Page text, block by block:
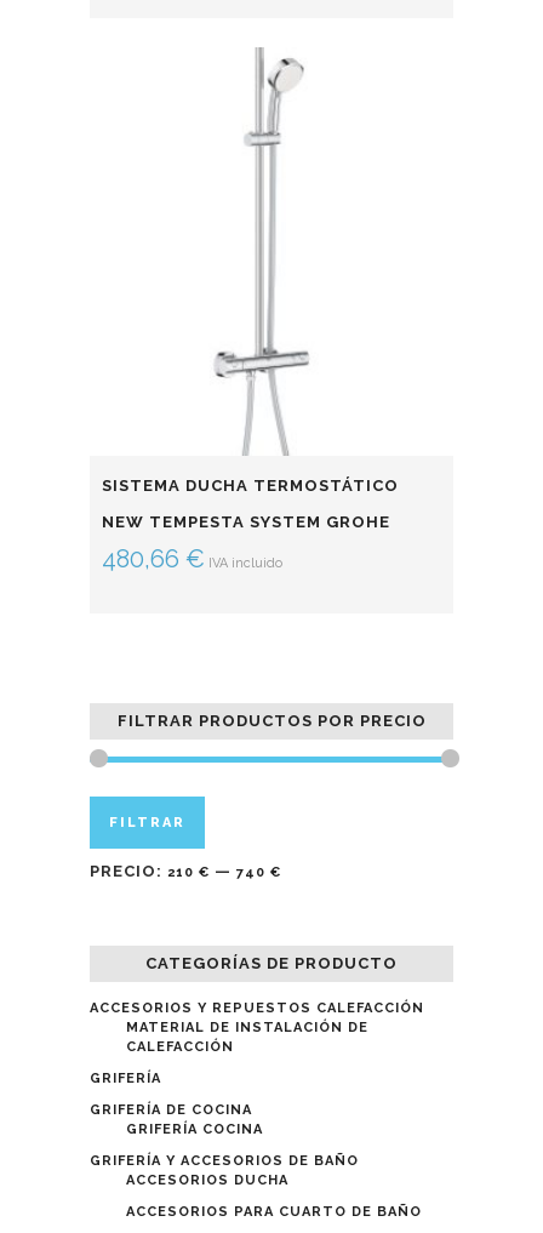
SISTEMA DUCHA TERMOSTÁTICO
NEW TEMPESTA SYSTEM GROHE
480,66 € IVA incluido
FILTRAR PRODUCTOS POR PRECIO
FILTRAR
PRECIO: 210 € — 740 €
CATEGORÍAS DE PRODUCTO
ACCESORIOS Y REPUESTOS CALEFACCIÓN
MATERIAL DE INSTALACIÓN DE
CALEFACCIÓN
GRIFERÍA
GRIFERÍA DE COCINA
GRIFERÍA COCINA
GRIFERÍA Y ACCESORIOS DE BAÑO
ACCESORIOS DUCHA
ACCESORIOS PARA CUARTO DE BAÑO